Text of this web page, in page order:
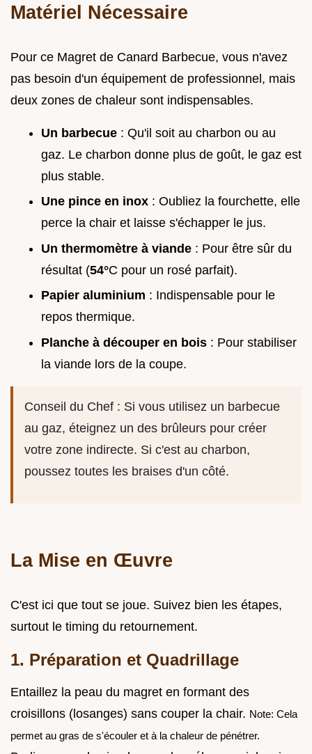
Matériel Nécessaire
Pour ce Magret de Canard Barbecue, vous n'avez
pas besoin d'un équipement de professionnel, mais
deux zones de chaleur sont indispensables.
Un barbecue : Qu'il soit au charbon ou au
gaz. Le charbon donne plus de goût, le gaz est
plus stable.
Une pince en inox : Oubliez la fourchette, elle
perce la chair et laisse s'échapper le jus.
Un thermomètre à viande : Pour être sûr du
résultat (54°C pour un rosé parfait).
Papier aluminium : Indispensable pour le
repos thermique.
Planche à découper en bois : Pour stabiliser
la viande lors de la coupe.
Conseil du Chef : Si vous utilisez un barbecue
au gaz, éteignez un des brûleurs pour créer
votre zone indirecte. Si c'est au charbon,
poussez toutes les braises d'un côté.
La Mise en Œuvre
C'est ici que tout se joue. Suivez bien les étapes,
surtout le timing du retournement.
1. Préparation et Quadrillage
Entaillez la peau du magret en formant des
croisillons (losanges) sans couper la chair. Note: Cela
permet au gras de s'écouler et à la chaleur de pénétrer.